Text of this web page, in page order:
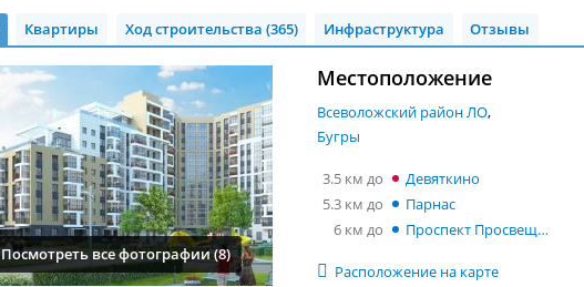
Квартиры Ход строительства (365) Инфраструктура Отзывы
Посмотреть все фотографии (8)
Местоположение
Всеволожский район ЛО
Бугры
3.5 км Девяткино
5.3 км
Парнас
6 км
Проспект Просвещения
Расположение на карте